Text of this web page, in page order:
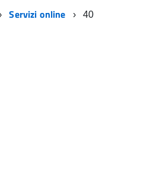
Servizi online 40